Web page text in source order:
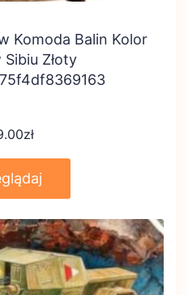
Komoda Balin Kolor
Złoty
zł